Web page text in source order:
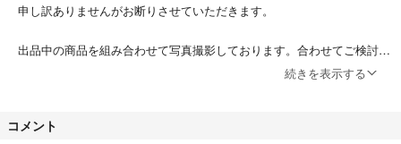
申し訳ありませんがお断りさせていただきます。
出品中の商品を組み合わせて写真撮影しております。合わせてご検討い
ただけると嬉しいです。売り切れ等の場合もありますので、ご了承くだ
ある程度経過いたしましたら、リサイクルショップに出すため出品を取
続きを表示する
コメント